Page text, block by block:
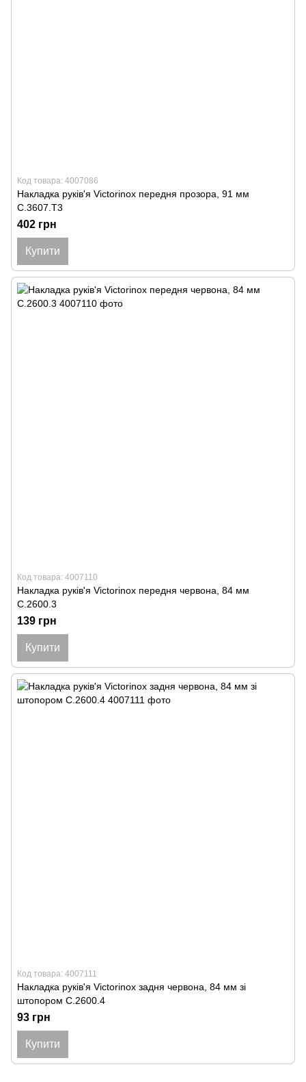
Код товара: 4007086
Накладка руків'я Victorinox передня прозора, 91 мм
C.3607.T3
402 грн
Купити
Код товара: 4007110
Накладка руків'я Victorinox передня червона, 84 мм
C.2600.3
139 грн
Купити
Код товара: 4007111
Накладка руків'я Victorinox задня червона, 84 мм зі
штопором C.2600.4
93 грн
Купити